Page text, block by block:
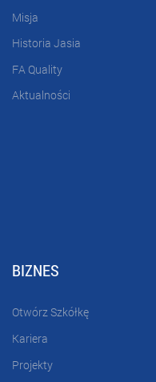
Misja
Historia Jasia
FA Quality
Aktualności
BIZNES
Otwórz Szkółkę
Kariera
Projekty